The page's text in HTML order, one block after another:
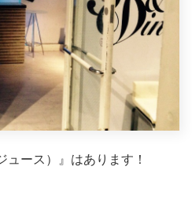
ース）』はあります！